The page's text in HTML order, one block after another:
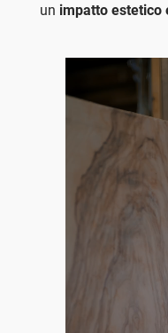
un impatto estetico